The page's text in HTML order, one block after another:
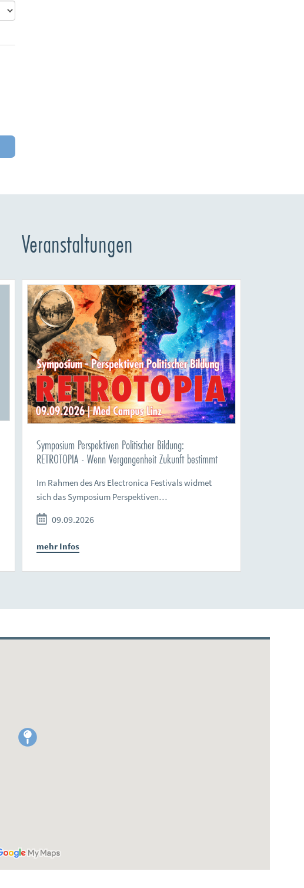
Veranstaltungen
Symposium Perspektiven Politischer Bildung:
RETROTOPIA - Wenn Vergangenheit Zukunft bestimmt
Im Rahmen des Ars Electronica Festivals widmet
sich das Symposium Perspektiven…
09.09.2026
mehr Infos